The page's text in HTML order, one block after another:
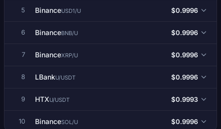
5 BinanceUSD1/U $0.9996
6 BinanceBNB/U $0.9996
7 BinanceXRP/U $0.9996
8 LBankU/USDT $0.9996
9 HTXU/USDT $0.9993
10 BinanceSOL/U $0.9996